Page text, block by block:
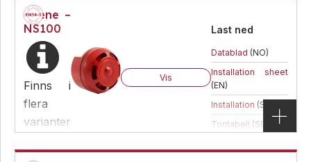
Sirene –
NS100
Finns i
flera
varianter
Vis
Last ned
Datablad (NO)
Installation sheet
(EN)
Installation (SE)
Tontabell (SE)